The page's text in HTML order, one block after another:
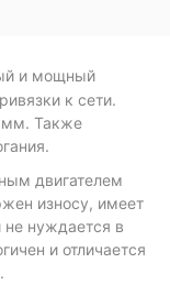
и мощный
к сети.
мм. Также
двигателем
износу, имеет
нуждается в
и отличается